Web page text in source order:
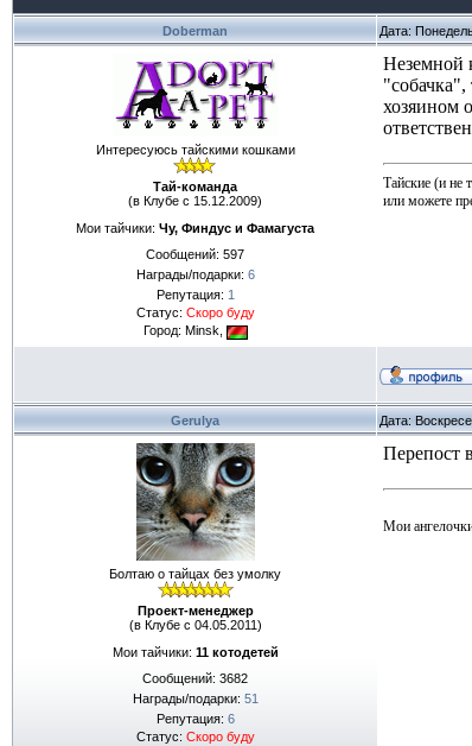
Doberman Дата:
Интересуюсь тайскими кошками
Тай-команда
(в Клубе с 15.12.2009)
Мои тайчики: Чу, Финдус и Фамагуста
Сообщений: 597
Награды/подарки: 6
Репутация: 1
Статус: Скоро буду
Город: Minsk,
Неземной
"собачка",
хозяином
Тайские (и не
или можете
Gerulya Дата:
Болтаю о тайцах без умолку
Проект-менеджер
(в Клубе с 04.05.2011)
Мои тайчики: 11 котодетей
Сообщений: 3682
Награды/подарки: 51
Репутация: 6
Статус: Скоро буду
Перепост
Мои